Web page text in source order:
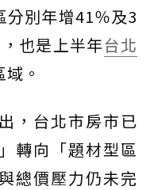
分別年增41％及3
也是上半年台北
。
，台北市房市已
轉向「題材型區
總價壓力仍未完